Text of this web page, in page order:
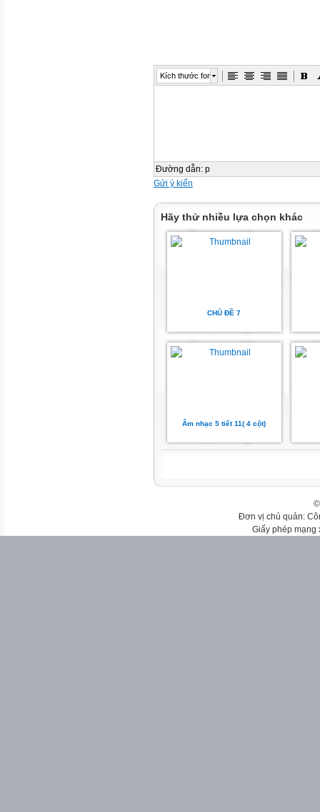
Kích thước font
Đường dẫn: p
Gửi ý kiến
Hãy thử nhiều lựa chọn khác
CHỦ ĐỀ 7
Âm nhạc 5 tiết 11( 4 cột)
Đơn vị chủ quản:
Giấy phép mạng